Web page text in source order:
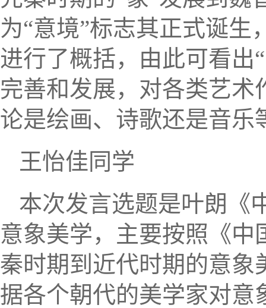
为“意境”标志其正式诞生
进行了概括，由此可看出“
完善和发展，对各类艺
论是绘画、诗歌还是音乐
王怡佳同学
本次发言选题是叶朗《
意象美学，主要按照《
秦时期到近代时期的意象
据各个朝代的美学家对意